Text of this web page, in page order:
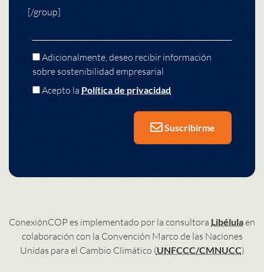
[/group]
Adicionalmente, deseo recibir información
sobre sostenibilidad empresarial
Acepto la Política de privacidad
Suscribirme
ConexiónCOP es implementado por la consultora Libélulaen
colaboración con la Convención Marco de las Naciones
Unidas para el Cambio Climático (UNFCCC/CMNUCC)